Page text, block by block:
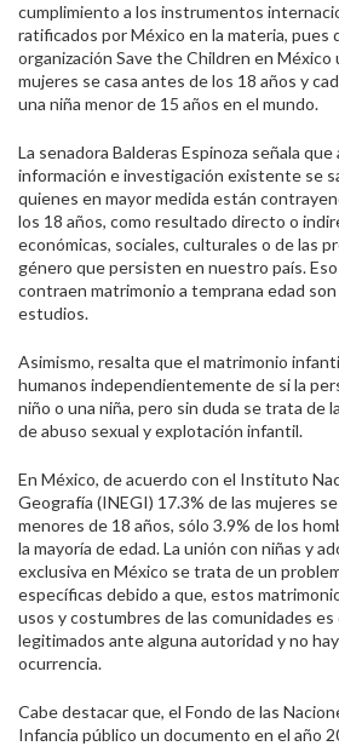
cumplimiento a los instrumentos
ratificados por México en la materia, pues
organización Save the Children en México
mujeres se casa antes de los 18 años y
una niña menor de 15 años en el mundo.
La senadora Balderas Espinoza señala que
información e investigación existente se
quienes en mayor medida están
los 18 años, como resultado directo o
económicas, sociales, culturales o de las
género que persisten en nuestro país.
contraen matrimonio a temprana edad
estudios.
Asimismo, resalta que el matrimonio
humanos independientemente de si la
niño o una niña, pero sin duda se trata de
de abuso sexual y explotación infantil.
En México, de acuerdo con el Instituto
Geografía (INEGI) 17.3% de las mujeres
menores de 18 años, sólo 3.9% de los
la mayoría de edad. La unión con niñas y
exclusiva en México se trata de un
específicas debido a que, estos
usos y costumbres de las comunidades
legitimados ante alguna autoridad y no
ocurrencia.
Cabe destacar que, el Fondo de las
Infancia público un documento en el año